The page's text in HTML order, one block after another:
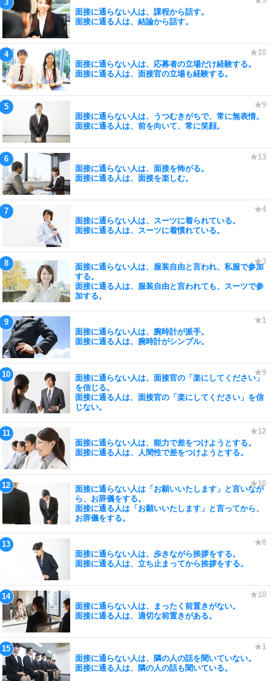
面接に通らない人は、課程から話す。
面接に通る人は、結論から話す。
面接に通らない人は、応募者の立場だけ経験する。
面接に通る人は、面接官の立場も経験する。
面接に通らない人は、うつむきがちで、常に無表情。
面接に通る人は、前を向いて、常に笑顔。
面接に通らない人は、面接を怖がる。
面接に通る人は、面接を楽しむ。
面接に通らない人は、スーツに着られている。
面接に通る人は、スーツに着慣れている。
面接に通らない人は、服装自由と言われ、私服で参加
する。
面接に通る人は、服装自由と言われても、スーツで参
加する。
面接に通らない人は、腕時計が派手。
面接に通る人は、腕時計がシンプル。
面接に通らない人は、面接官の「楽にしてください」
を信じる。
面接に通る人は、面接官の「楽にしてください」を信
じない。
面接に通らない人は、能力で差をつけようとする。
面接に通る人は、人間性で差をつけようとする。
面接に通らない人は「お願いいたします」と言いなが
ら、お辞儀をする。
面接に通る人は「お願いいたします」と言ってから、
お辞儀をする。
面接に通らない人は、歩きながら挨拶をする。
面接に通る人は、立ち止まってから挨拶をする。
面接に通らない人は、まったく前置きがない。
面接に通る人は、適切な前置きがある。
面接に通らない人は、隣の人の話を聞いていない。
面接に通る人は、隣の人の話も聞いている。